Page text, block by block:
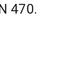
470.